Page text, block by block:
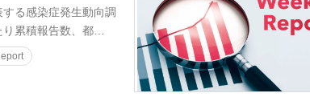
る感染症発生動向調
累積報告数、都…